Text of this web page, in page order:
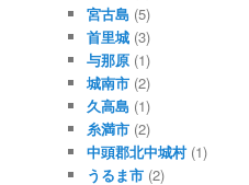
宮古島 (5)
首里城 (3)
与那原 (1)
城南市 (2)
久高島 (1)
糸満市 (2)
中頭郡北中城村(1)
うるま市 (2)